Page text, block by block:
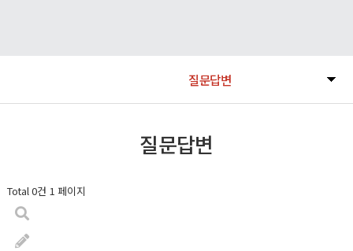
질문답변
질문답변
Total 0건 1 페이지